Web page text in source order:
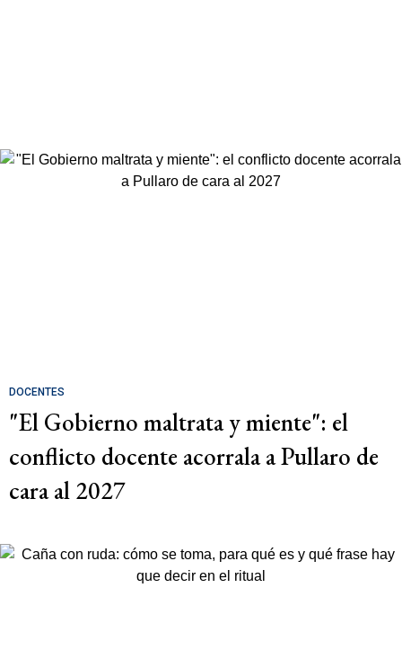
DOCENTES
"El Gobierno maltrata y miente": el
conflicto docente acorrala a Pullaro de
cara al 2027